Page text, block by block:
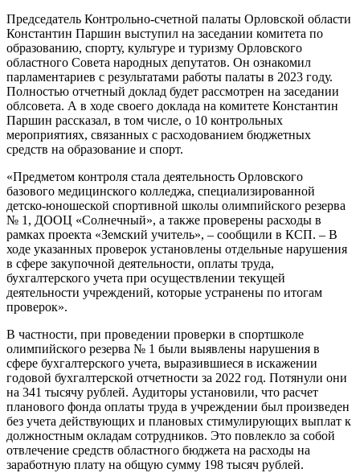
Председатель Контрольно-счетной палаты Орловской области
Константин Паршин выступил на заседании комитета по
образованию, спорту, культуре и туризму Орловского
областного Совета народных депутатов. Он ознакомил
парламентариев с результатами работы палаты в 2023 году.
Полностью отчетный доклад будет рассмотрен на заседании
облсовета. А в ходе своего доклада на комитете Константин
Паршин рассказал, в том числе, о 10 контрольных
мероприятиях, связанных с расходованием бюджетных
средств на образование и спорт.
«Предметом контроля стала деятельность Орловского
базового медицинского колледжа, специализированной
детско-юношеской спортивной школы олимпийского резерва
№ 1, ДООЦ «Солнечный», а также проверены расходы в
рамках проекта «Земский учитель», – сообщили в КСП. – В
ходе указанных проверок установлены отдельные нарушения
в сфере закупочной деятельности, оплаты труда,
бухгалтерского учета при осуществлении текущей
деятельности учреждений, которые устранены по итогам
проверок».
В частности, при проведении проверки в спортшколе
олимпийского резерва № 1 были выявлены нарушения в
сфере бухгалтерского учета, выразившиеся в искажении
годовой бухгалтерской отчетности за 2022 год. Потянули они
на 341 тысячу рублей. Аудиторы установили, что расчет
планового фонда оплаты труда в учреждении был произведен
без учета действующих и плановых стимулирующих выплат к
должностным окладам сотрудников. Это повлекло за собой
отвлечение средств областного бюджета на расходы на
заработную плату на общую сумму 198 тысяч рублей.